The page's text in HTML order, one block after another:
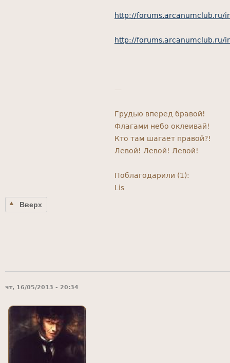
http://forums.arcanumclub.ru/
http://forums.arcanumclub.ru/
—
Грудью вперед бравой!
Флагами небо оклеивай!
Кто там шагает правой?!
Левой! Левой! Левой!
Поблагодарили (1):
Lis
Вверх
чт, 16/05/2013 - 20:34